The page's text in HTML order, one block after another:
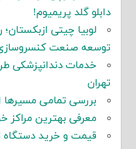
دابلو گلد پریمیوم!
لوبیا چیتی ازبکستان؛
توسعه صنعت کنسروسازی
خدمات دندانپزشکی
تهران
بررسی تمامی
معرفی بهترین مراکز
قیمت و خرید دستگاه